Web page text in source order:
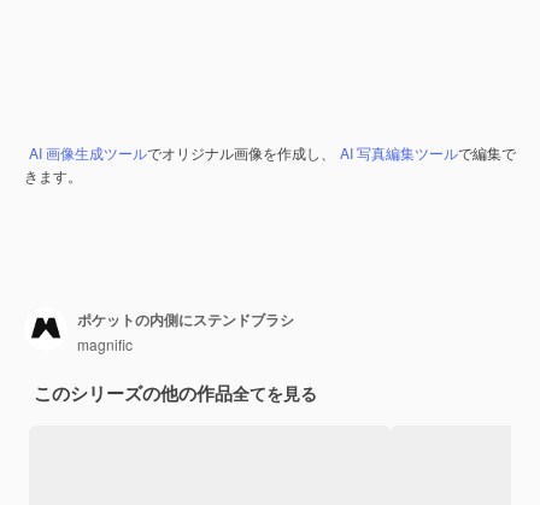
AI 画像生成ツールでオリジナル画像を作成し、 AI 写真編集ツールで編集で
きます。
ポケットの内側にステンドブラシ
magnific
このシリーズの他の作品全てを見る